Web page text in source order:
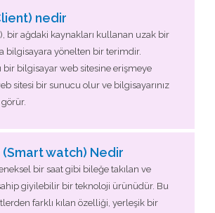
nedir
bir ağdaki kaynakları kullanan uzak bir
bilgisayara yönelten bir terimdir.
bir bilgisayar web sitesine erişmeye
sitesi bir sunucu olur ve bilgisayarınız
(Smart watch) Nedir
bir saat gibi bileğe takılan ve
giyilebilir bir teknoloji ürünüdür. Bu
farklı kılan özelliği, yerleşik bir